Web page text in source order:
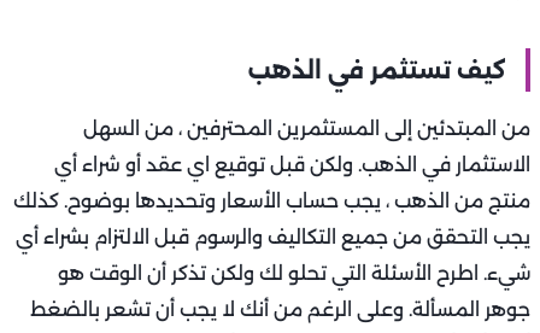
كيف تستثمر في الذهب
من المبتدئين إلى المستثمرين المحترفين ، من السهل
الاستثمار في الذهب. ولكن قبل توقيع اي عقد أو شراء أي
منتج من الذهب ، يجب حساب الأسعار وتحديدها بوضوح. كذلك
يجب التحقق من جميع التكاليف والرسوم قبل الالتزام بشراء أي
شيء. اطرح الأسئلة التي تحلو لك ولكن تذكر أن الوقت هو
جوهر المسألة. وعلى الرغم من أنك لا يجب أن تشعر بالضغط